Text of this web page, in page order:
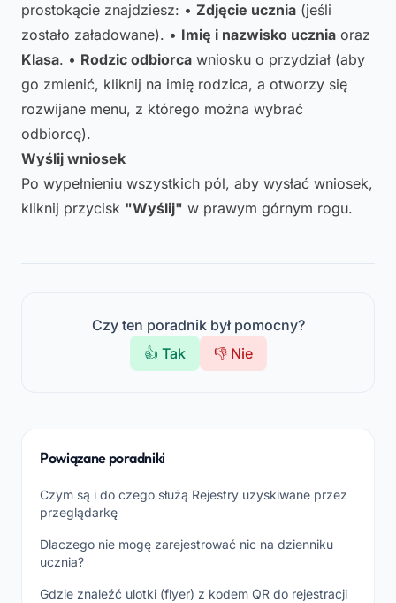
prostokącie znajdziesz: • Zdjęcie ucznia (jeśli
zostało załadowane). • Imię i nazwisko ucznia oraz
Klasa. • Rodzic odbiorca wniosku o przydział (aby
go zmienić, kliknij na imię rodzica, a otworzy się
rozwijane menu, z którego można wybrać
odbiorcę).
Wyślij wniosek
Po wypełnieniu wszystkich pól, aby wysłać wniosek,
kliknij przycisk "Wyślij" w prawym górnym rogu.
Czy ten poradnik był pomocny?
👍 Tak
👎 Nie
Powiązane poradniki
Czym są i do czego służą Rejestry uzyskiwane przez
przeglądarkę
Dlaczego nie mogę zarejestrować nic na dzienniku
ucznia?
Gdzie znaleźć ulotki (flyer) z kodem QR do rejestracji